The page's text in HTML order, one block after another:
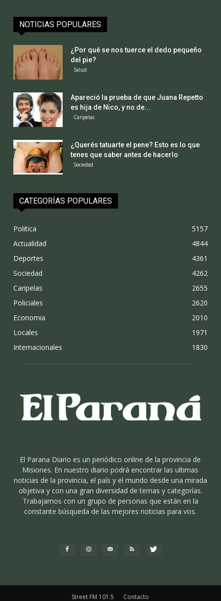
NOTICIAS POPULARES
¿Por qué se nos tuerce el dedo pequeño
del pie?
Salud
Apareció la prueba de que Juana Repetto
es hija de Nico, y no de...
Caripelas
¿Querés tatuarte el pene? Esto es lo que
tenes que saber antes de hacerlo
Sociedad
CATEGORÍAS POPULARES
Politica
5157
Actualidad
4844
Deportes
4361
Sociedad
4262
Caripelas
2655
Policiales
2620
Economia
2010
Locales
1971
Internacionales
1830
El Parana Diario es un periódico online de la provincia de
Misiones. En nuestro diario podrá encontrar las ultimas
noticias de la provincia, el país y el mundo desde una mirada
objetiva y con una gran diversidad de temas y categorías.
Trabajamos con un grupo de personas que están en la
constante búsqueda de las mejores noticias para vos.
Street FM 101.5 Contacto